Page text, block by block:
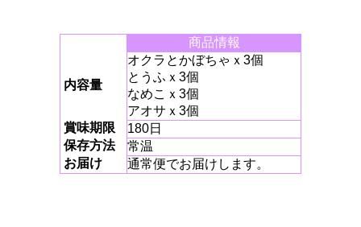
商品情報
内容量
オクラとかぼちゃｘ3個
とうふｘ3個
なめこｘ3個
アオサｘ3個
賞味期限
180日
保存方法
常温
お届け
通常便でお届けします。